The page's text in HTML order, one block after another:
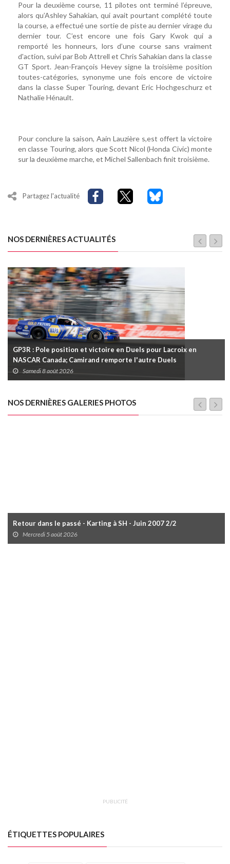
Pour la deuxième course, 11 pilotes ont terminé l’épreuve,
alors qu’Ashley Sahakian, qui avait pourtant complété toute
la course, a effectué une sortie de piste au dernier virage du
dernier tour. C’est encore une fois Gary Kwok qui a
remporté les honneurs, lors d’une course sans vraiment
d'action, suivi par Bob Attrell et Chris Sahakian dans la classe
GT Sport. Jean-François Hevey signe la troisième position
toutes-catégories, synonyme une fois encore de victoire
dans la classe Super Touring, devant Eric Hochgeschurz et
Nathalie Hénault.
Pour conclure la saison, Aain Lauzière s,est offert la victoire
en classe Touring, alors que Scott Nicol (Honda Civic) monte
sur la deuxième marche, et Michel Sallenbach finit troisième.
Partagez l'actualité
NOS DERNIÈRES ACTUALITÉS
GP3R : Pole position et victoire en Duels pour Lacroix en
NASCAR Canada; Camirand remporte l'autre Duels
Samedi 8 août 2026
NOS DERNIÈRES GALERIES PHOTOS
Retour dans le passé - Karting à SH - Juin 2007 2/2
Mercredi 5 août 2026
PUBLICITÉ
ÉTIQUETTES POPULAIRES